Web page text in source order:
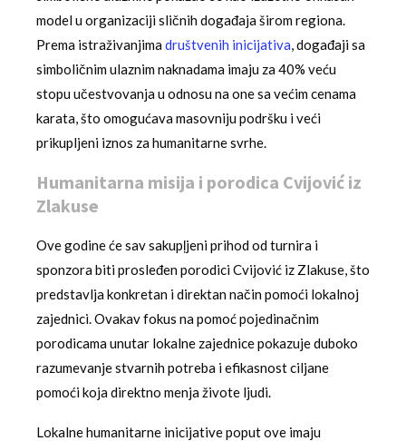
model u organizaciji sličnih događaja širom regiona.
Prema istraživanjimadruštvenih inicijativa, događaji sa
simboličnim ulaznim naknadama imaju za 40% veću
stopu učestvovanja u odnosu na one sa većim cenama
karata, što omogućava masovniju podršku i veći
prikupljeni iznos za humanitarne svrhe.
Humanitarna misija i porodica Cvijović iz
Zlakuse
Ove godine će sav sakupļjeni prihod od turnira i
sponzora biti prosleđen porodici Cvijović iz Zlakuse, što
predstavlja konkretan i direktan način pomoći lokalnoj
zajednici. Ovakav fokus na pomoć pojedinačnim
porodicama unutar lokalne zajednice pokazuje duboko
razumevanje stvarnih potreba i efikasnost ciljane
pomoći koja direktno menja živote ljudi.
Lokalne humanitarne inicijative poput ove imaju